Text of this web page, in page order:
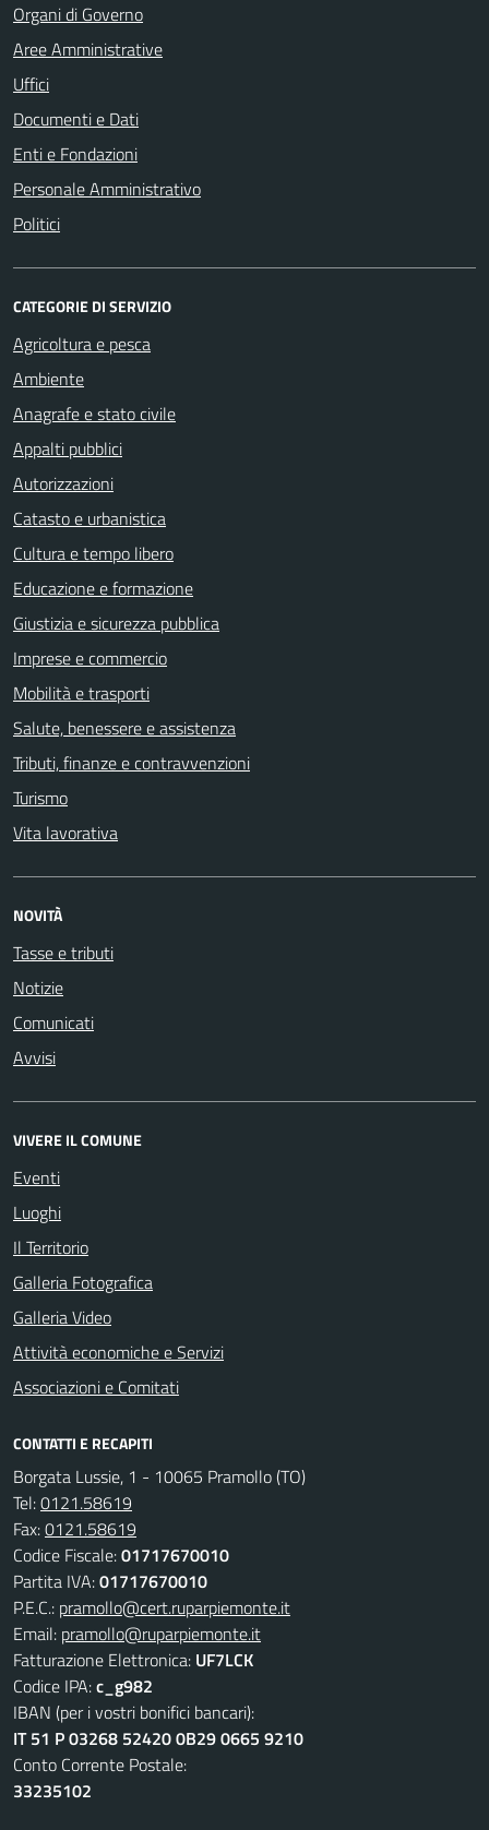
Organi di Governo
Aree Amministrative
Uffici
Documenti e Dati
Enti e Fondazioni
Personale Amministrativo
Politici
CATEGORIE DI SERVIZIO
Agricoltura e pesca
Ambiente
Anagrafe e stato civile
Appalti pubblici
Autorizzazioni
Catasto e urbanistica
Cultura e tempo libero
Educazione e formazione
Giustizia e sicurezza pubblica
Imprese e commercio
Mobilità e trasporti
Salute, benessere e assistenza
Tributi, finanze e contravvenzioni
Turismo
Vita lavorativa
NOVITÀ
Tasse e tributi
Notizie
Comunicati
Avvisi
VIVERE IL COMUNE
Eventi
Luoghi
Il Territorio
Galleria Fotografica
Galleria Video
Attività economiche e Servizi
Associazioni e Comitati
CONTATTI E RECAPITI
Borgata Lussie, 1 - 10065 Pramollo (TO)
Tel:0121.58619
Fax:0121.58619
Codice Fiscale:01717670010
Partita IVA:01717670010
P.E.C.: pramollo@cert.ruparpiemonte.it
Email: pramollo@ruparpiemonte.it
Fatturazione Elettronica: UF7LCK
Codice IPA:c_g982
IBAN (per i vostri bonifici bancari):
IT 51 P 03268 52420 0B29 0665 9210
Conto Corrente Postale:
33235102